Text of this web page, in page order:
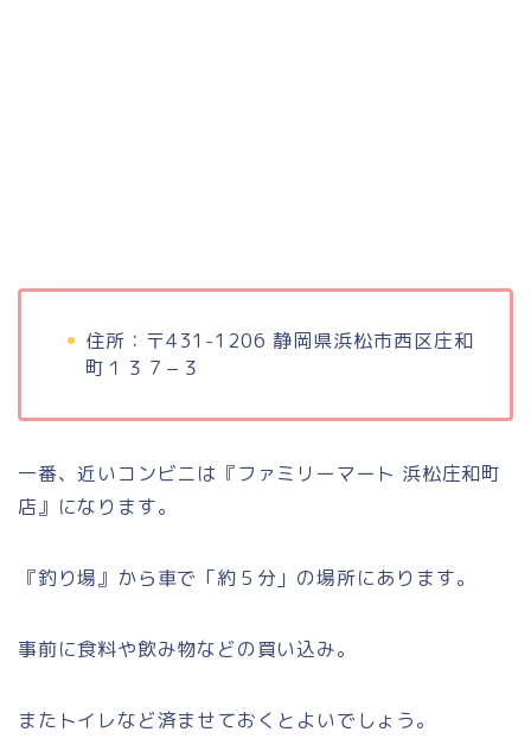
住所：〒431-1206 静岡県浜松市西区庄和
町１３７−３
一番、近いコンビニは『ファミリーマート 浜松庄和町
店』になります。
『釣り場』から車で「約５分」の場所にあります。
事前に食料や飲み物などの買い込み。
またトイレなど済ませておくとよいでしょう。